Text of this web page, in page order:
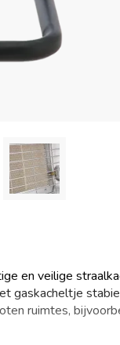
en veilige
gaskacheltje
ruimtes,